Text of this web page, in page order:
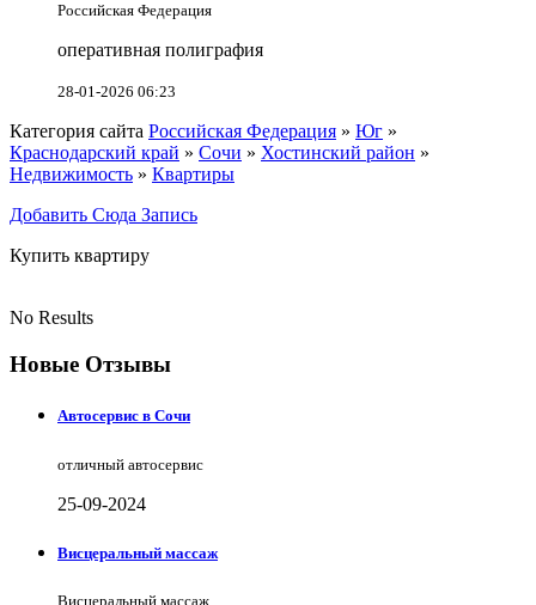
Российская Федерация
оперативная полиграфия
28-01-2026 06:23
Категория сайта Российская Федерация » Юг »
Краснодарский край » Сочи » Хостинский район »
Недвижимость » Квартиры
Добавить Сюда Запись
Купить квартиру
No Results
Новые Отзывы
Автосервис в Сочи
отличный автосервис
25-09-2024
Висцеральный массаж
Висцеральный массаж